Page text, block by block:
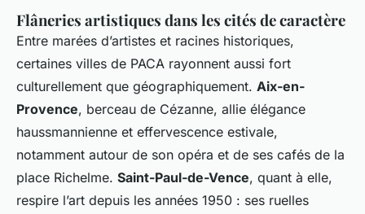
Flâneries artistiques dans les cités de caractère
Entre marées d’artistes et racines historiques,
certaines villes de PACA rayonnent aussi fort
culturellement que géographiquement. Aix-en-
Provence, berceau de Cézanne, allie élégance
haussmannienne et effervescence estivale,
notamment autour de son opéra et de ses cafés de la
place Richelme. Saint-Paul-de-Vence, quant à elle,
respire l’art depuis les années 1950 : ses ruelles